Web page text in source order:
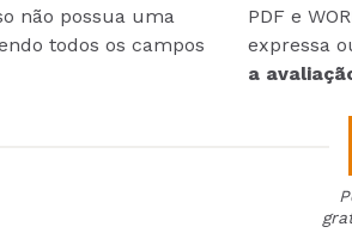
não possua uma
todos os campos
PDF e
expressa
a